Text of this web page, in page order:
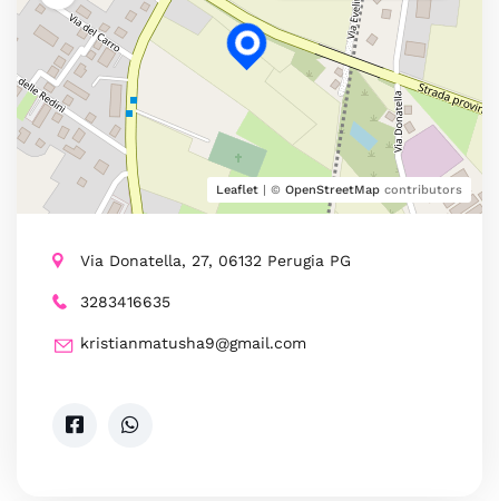
Leaflet | © OpenStreetMap contributors
Via Donatella, 27, 06132 Perugia PG
3283416635
kristianmatusha9@gmail.com